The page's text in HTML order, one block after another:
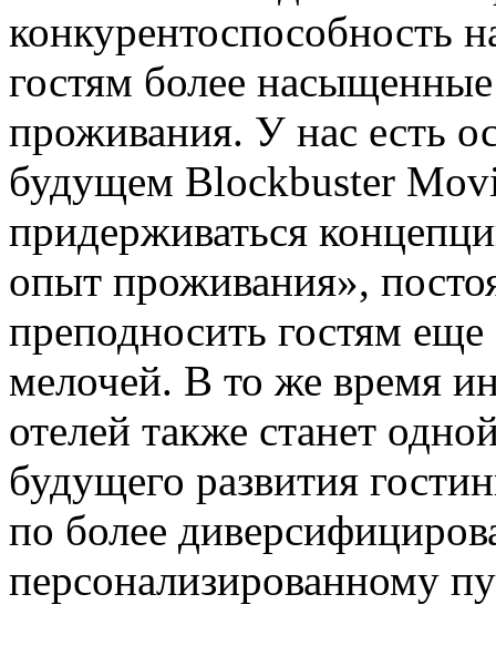
конкурентоспособность
гостям более
проживания. У нас есть
будущем Blockbuster
придерживаться
опыт проживания»,
преподносить гостям
мелочей. В то же время
отелей также станет
будущего развития
по более
персонализированному